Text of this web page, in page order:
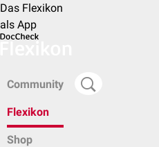
Das Flexikon
als App
Community
Flexikon
Shop